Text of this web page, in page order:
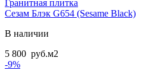
Гранитная плитка
Сезам Блэк G654 (Sesame Black)
В наличии
5 800 руб.м2
-9%